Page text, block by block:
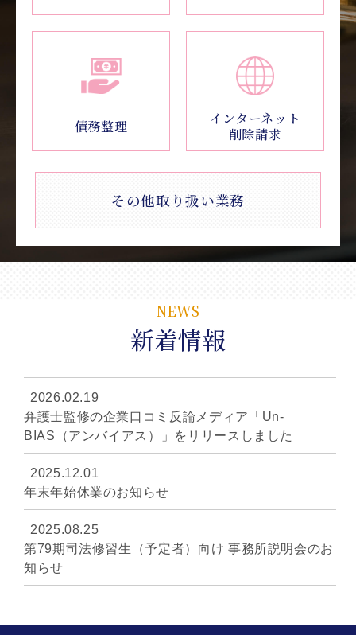
債務整理
インターネット
削除請求
その他取り扱い業務
NEWS
新着情報
2026.02.19
弁護士監修の企業口コミ反論メディア「Un-
BIAS（アンバイアス）」をリリースしました
2025.12.01
年末年始休業のお知らせ
2025.08.25
第79期司法修習生（予定者）向け 事務所説明会のお
知らせ